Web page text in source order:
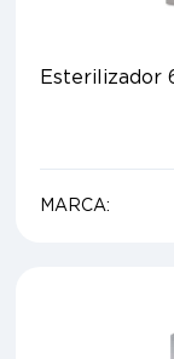
Esterilizador
MARCA: